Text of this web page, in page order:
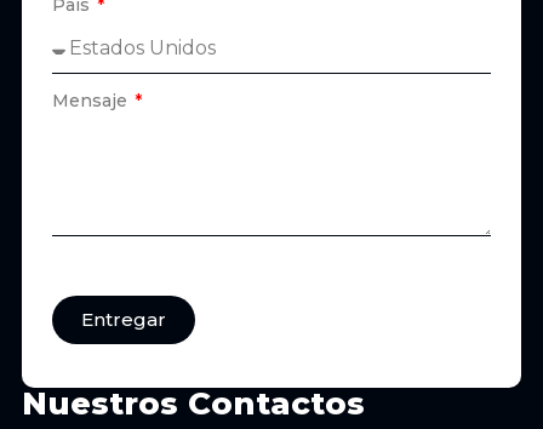
Mensaje
Entregar
Nuestros Contactos